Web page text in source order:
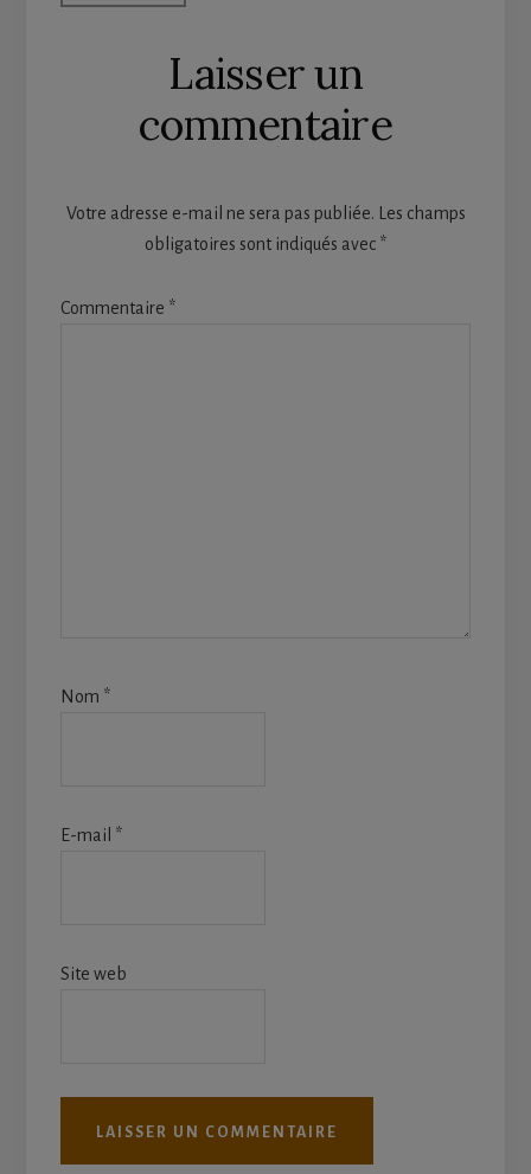
Laisser un
commentaire
Votre adresse e-mail ne sera pas publiée.
Les champs
obligatoires sont indiqués avec *
Commentaire *
Nom *
E-mail *
Site web